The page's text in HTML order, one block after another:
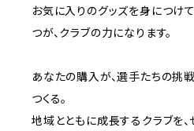
お気に入りのグッズを身につけ
つが、クラブの力になります。
あなたの購入が、選手たちの挑
つくる。
地域とともに成長するクラブを